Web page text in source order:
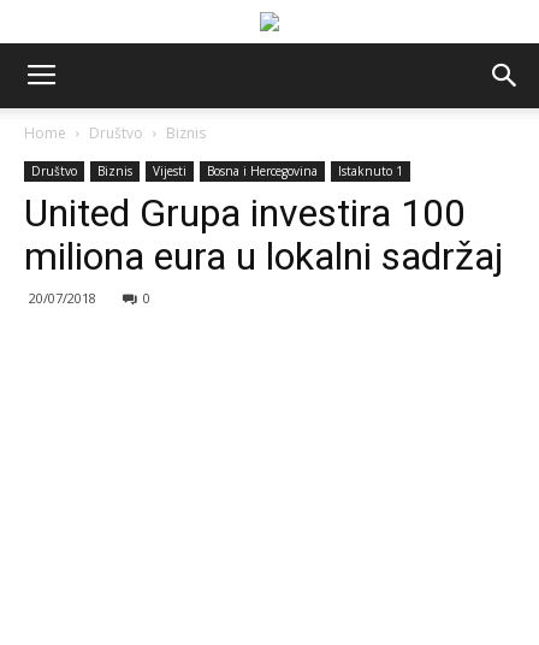
Home Društvo Biznis
Društvo Biznis Vijesti Bosna i Hercegovina Istaknuto 1
United Grupa investira 100
miliona eura u lokalni sadržaj
20/07/2018 0